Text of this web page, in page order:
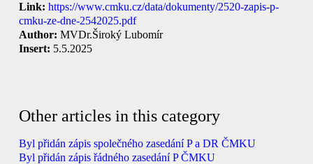
Link: https://www.cmku.cz/data/dokumenty/2520-zapis-p-
cmku-ze-dne-2542025.pdf
Author: MVDr.Široký Lubomír
Insert: 5.5.2025
Other articles in this category
Byl přidán zápis společného zasedání P a DR ČMKU
Byl přidán zápis řádného zasedání P ČMKU